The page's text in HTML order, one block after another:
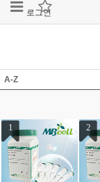
로그인
A-Z
1 2